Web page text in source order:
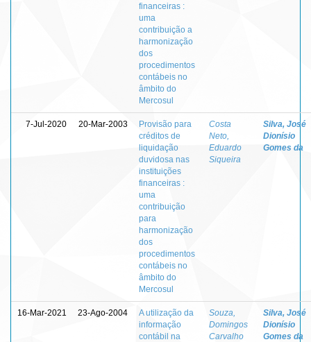
financeiras :
uma
contribuição a
harmonização
dos
procedimentos
contábeis no
âmbito do
Mercosul
7-Jul-2020 20-Mar-2003
Provisão para
créditos de
liquidação
duvidosa nas
instituições
financeiras :
uma
contribuição
para
harmonização
dos
procedimentos
contábeis no
âmbito do
Mercosul
Costa
Neto,
Eduardo
Siqueira
Silva, José
Dionísio
Gomes da
16-Mar-2021 23-Ago-2004
A utilização da
informação
contábil na
Souza,
Domingos
Carvalho
Silva, José
Dionísio
Gomes da